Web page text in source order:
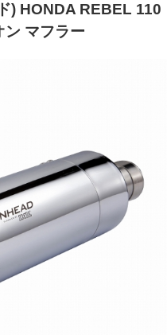
) HONDA REBEL 110
マフラー